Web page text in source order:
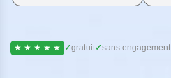
★ ★ ★ ★ ★ ✓gratuit✓sans engagement